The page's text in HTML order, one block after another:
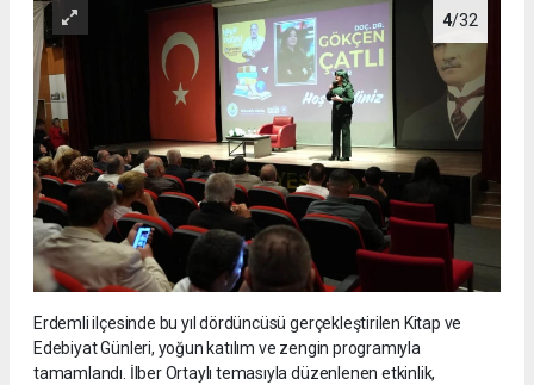
4/32
Erdemli ilçesinde bu yıl dördüncüsü gerçekleştirilen Kitap ve
Edebiyat Günleri, yoğun katılım ve zengin programıyla
tamamlandı. İlber Ortaylı temasıyla düzenlenen etkinlik,